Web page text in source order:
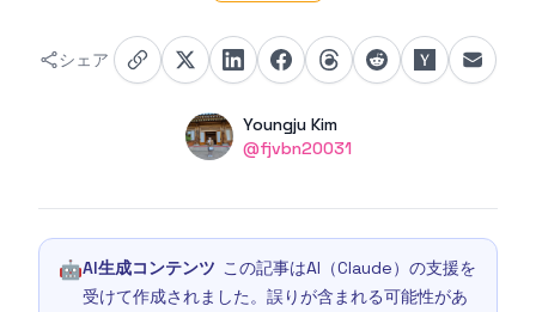
シェア
Name
Youngju Kim
Twitter
@fjvbn20031
🤖AI生成コンテンツ この記事はAI（Claude）の支援を
受けて作成されました。誤りが含まれる可能性があ